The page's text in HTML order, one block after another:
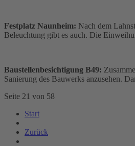
Festplatz Naunheim: Nach dem
Beleuchtung gibt es auch. Die
Baustellenbesichtigung B49:
Sanierung des Bauwerks anzusehen.
Seite 21 von 58
Start
Zurück